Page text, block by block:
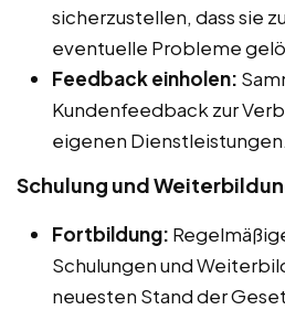
sicherzustellen, dass sie
eventuelle Probleme
Feedback einholen:
Kundenfeedback zur
eigenen Dienstleistungen.
Schulung und
Fortbildung:
Schulungen und
neuesten Stand der